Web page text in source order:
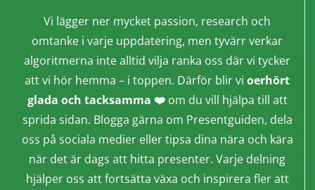
Vi lägger ner mycket passion, research och
omtanke i varje uppdatering, men tyvärr verkar
algoritmerna inte alltid vilja ranka oss där vi tycker
att vi hör hemma – i toppen. Därför blir vi oerhört
glada och tacksamma ❤️om du vill hjälpa till att
sprida sidan. Blogga gärna om Presentguiden, dela
oss på sociala medier eller tipsa dina nära och kära
när det är dags att hitta presenter. Varje delning
hjälper oss att fortsätta växa och inspirera fler att